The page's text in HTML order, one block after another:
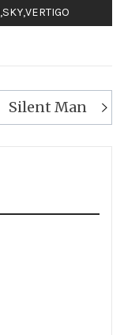
,SKY,VERTIGO
Silent Man